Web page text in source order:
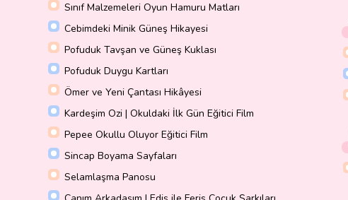
Sınıf Malzemeleri Oyun Hamuru Matları
Cebimdeki Minik Güneş Hikayesi
Pofuduk Tavşan ve Güneş Kuklası
Pofuduk Duygu Kartları
Ömer ve Yeni Çantası Hikâyesi
Kardeşim Ozi | Okuldaki İlk Gün Eğitici Film
Pepee Okullu Oluyor Eğitici Film
Sincap Boyama Sayfaları
Selamlaşma Panosu